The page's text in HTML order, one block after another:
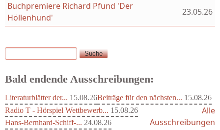
Buchpremiere Richard Pfund 'Der
Höllenhund'
23.05.26
Suchformular
Suche
Bald endende Ausschreibungen:
Literaturblätter der... 15.08.26Beiträge für den nächsten... 15.08.26
Radio T - Hörspiel Wettbewerb... 15.08.26
Hans-Bernhard-Schiff-... 24.08.26
Alle
Ausschreibungen